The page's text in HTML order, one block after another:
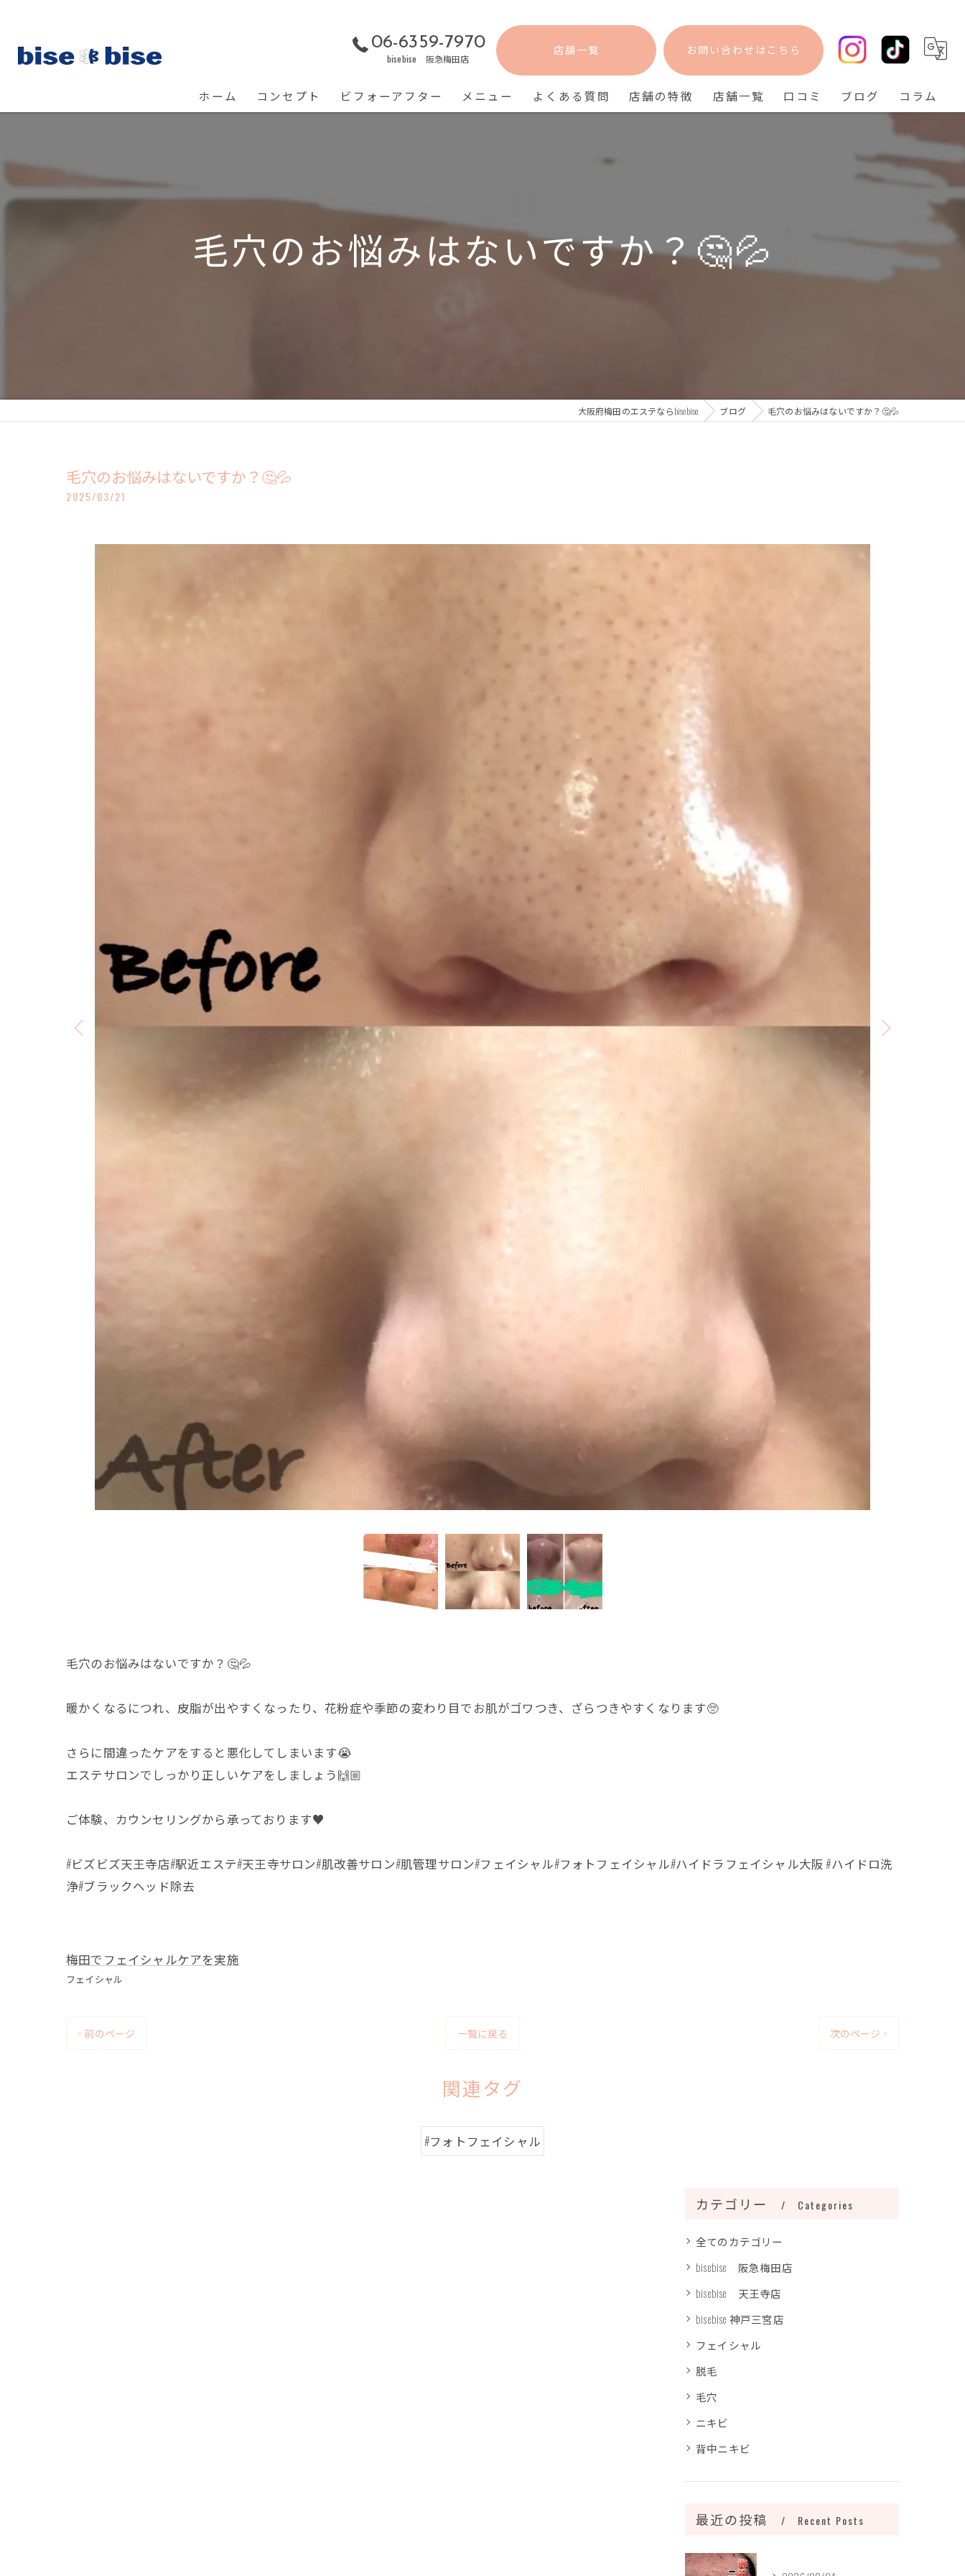
06-6359-7970
bisebise 阪急梅田店
店舗一覧 お問い合わせはこちら
ホーム コンセプト ビフォーアフター メニュー よくある質問 店舗の特徴
ニキビ
店舗一覧 口コミ ブログ コラム
毛穴のお悩みはないですか？🤔💦
大阪府梅田のエステならbisebise ブログ 毛穴のお悩みはないですか？🤔💦
毛穴のお悩みはないですか？🤔💦
2025/03/21
毛穴のお悩みはないですか？🤔💦
暖かくなるにつれ、皮脂が出やすくなったり、花粉症や季節の変わり目でお肌がゴワつき、ざらつきやすくなります🥺
さらに間違ったケアをすると悪化してしまいます😭
エステサロンでしっかり正しいケアをしましょう🙌🏼
ご体験、カウンセリングから承っております♥️
#ビズビズ天王寺店#駅近エステ#天王寺サロン#肌改善サロン#肌管理サロン#フェイシャル#フォトフェイシャル#ハイドラフェイシャル大阪 #ハイドロ洗
浄#ブラックヘッド除去
梅田でフェイシャルケアを実施
フェイシャル
< 前のページ 一覧に戻る 次のページ >
関連タグ
#フォトフェイシャル
カテゴリー Categories
全てのカテゴリー
bisebise 阪急梅田店
bisebise 天王寺店
bisebise 神戸三宮店
フェイシャル
脱毛
毛穴
ニキビ
背中ニキビ
最近の投稿 Recent Posts